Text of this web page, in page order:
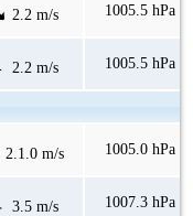
2.2 m/s 1005.5 hPa
2.2 m/s 1005.5 hPa
2.1.0 m/s 1005.0 hPa
3.5 m/s 1007.3 hPa